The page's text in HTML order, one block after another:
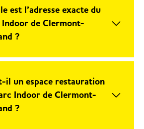
de 5 ans. Les ados de12 ans
peuvent accéder à toutes les
dont le
est l’adresse exacte du
Indoor de Clermont-
?
Park Clermont-Ferrand
au 3 Rue Ernest Cristal,
Clermont-Ferrand, dans le
commercial La Pardieu
il un espace restauration
Indoor de Clermont-
?